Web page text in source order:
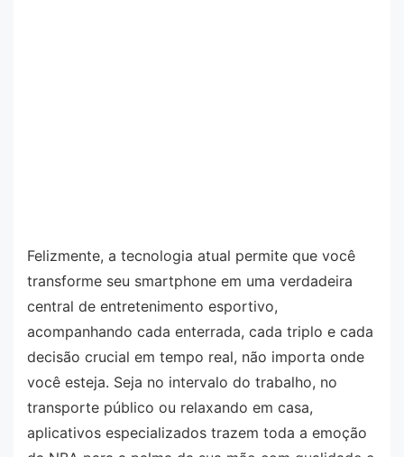
Felizmente, a tecnologia atual permite que você
transforme seu smartphone em uma verdadeira
central de entretenimento esportivo,
acompanhando cada enterrada, cada triplo e cada
decisão crucial em tempo real, não importa onde
você esteja. Seja no intervalo do trabalho, no
transporte público ou relaxando em casa,
aplicativos especializados trazem toda a emoção